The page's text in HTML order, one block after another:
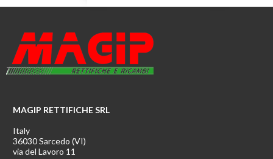
MAGIP RETTIFICHE SRL
Italy
36030 Sarcedo (VI)
via del Lavoro 11